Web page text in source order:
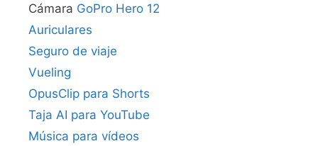
Cámara GoPro Hero 12
Auriculares
Seguro de viaje
Vueling
OpusClip para Shorts
Taja AI para YouTube
Música para vídeos